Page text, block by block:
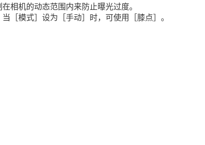
相机的动态范围内来防止曝光过度。
当 ［模式］ 设为 ［手动］ 时，可使用 ［膝点］ 。